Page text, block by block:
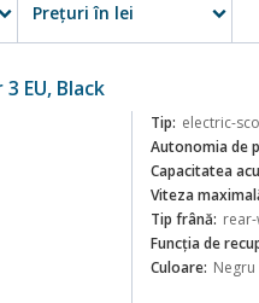
Preţuri în lei
EU, Black
Tip: electric-
Autonomia de
Capacitatea
Viteza
Tip frână:
Funcția de
Culoare: Negru